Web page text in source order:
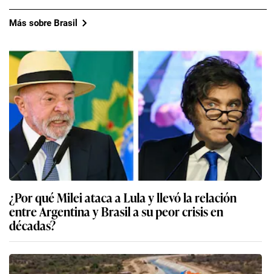
Más sobre Brasil
¿Por qué Milei ataca a Lula y llevó la relación
entre Argentina y Brasil a su peor crisis en
décadas?